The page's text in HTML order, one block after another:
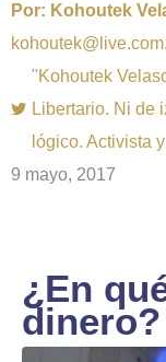
Por: Kohoutek
"Kohoutek
Libertario. Ni de
lógico. Activista
9 mayo, 2017
¿En
dinero?